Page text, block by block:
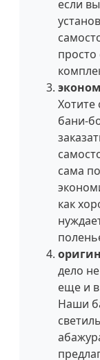
если
бани-
сама
как
дело
еще и
Наши